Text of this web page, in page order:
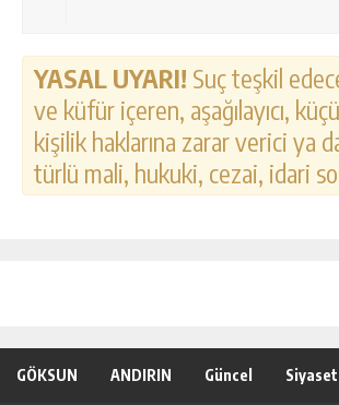
YASAL UYARI! Suç teşkil
ve küfür içeren, aşağılayıcı,
kişilik haklarına zarar verici ya
türlü mali, hukuki, cezai, idari
GÖKSUN ANDIRIN Güncel Siyaset